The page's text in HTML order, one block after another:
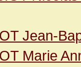
Jean-
Marie